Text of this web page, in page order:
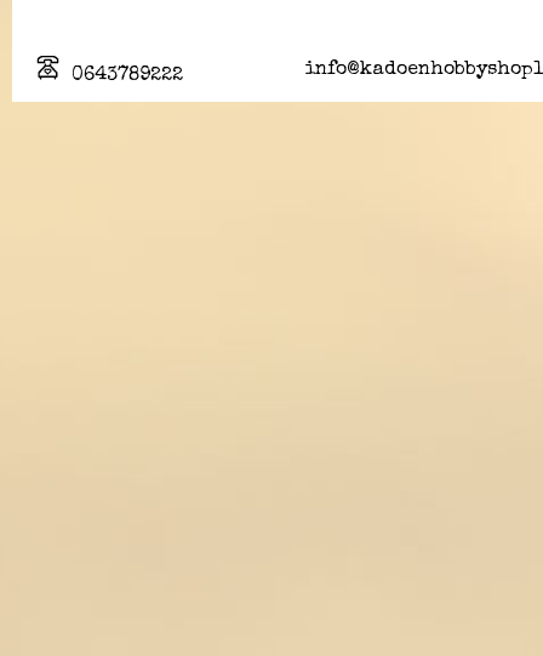
0643789222